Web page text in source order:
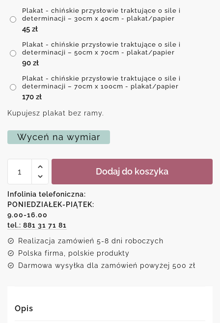
Plakat - chińskie przysłowie traktujące o sile i
determinacji – 30cm x 40cm - plakat/papier
45 zł
Plakat - chińskie przysłowie traktujące o sile i
determinacji – 50cm x 70cm - plakat/papier
90 zł
Plakat - chińskie przysłowie traktujące o sile i
determinacji – 70cm x 100cm - plakat/papier
170 zł
Kupujesz plakat bez ramy.
Wyceń na wymiar
Plakat
przysłowie
traktujące
o
sile
determinacji
Dodaj do koszyka
Infolinia telefoniczna:
PONIEDZIAŁEK-PIĄTEK:
9.00-16.00
tel.: 881 31 71 81
Realizacja zamówień 5-8 dni roboczych
Polska firma, polskie produkty
Darmowa wysyłka dla zamówień powyżej 500 zł
Opis